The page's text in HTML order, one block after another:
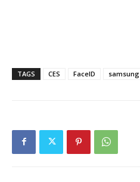
TAGS CES FaceID samsung